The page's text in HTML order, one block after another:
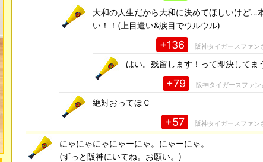
大和の人生だから大和に決めてほしいけど…
い！！(上目遣い&涙目でウルウル)
+136 阪神タイガースファン
はい。残留します！って即決してま
+79 阪神タイガースファン
絶対おってほＣ
+57 阪神タイガースファン
にゃにゃにゃにゃーにゃ。にゃーにゃ。
(ずっと阪神にいてね。お願い。)